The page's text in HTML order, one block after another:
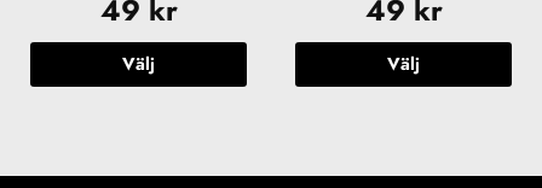
49 kr
Välj
har
49 kr
Välj
har